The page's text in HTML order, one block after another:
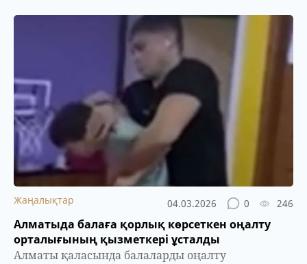
Жаңалықтар 04.03.2026 0 246
Алматыда балаға қорлық көрсеткен оңалту
орталығының қызметкері ұсталды
Алматы қаласында балаларды оңалту